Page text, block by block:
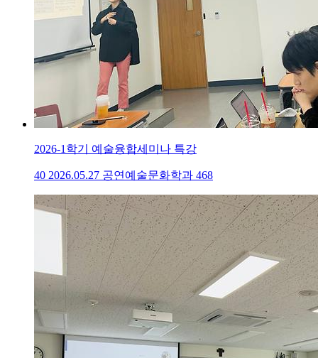
2026-1학기 예술융합세미나 특강
40 2026.05.27 공연예술문화학과 468